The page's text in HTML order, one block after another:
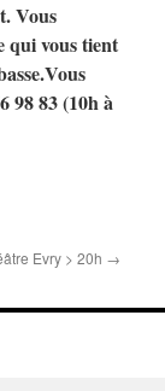
Vous
qui vous tient
98 83 (10h à
Evry > 20h →